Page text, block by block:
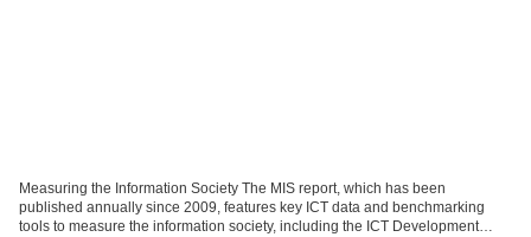
Measuring the Information Society The MIS report, which has been
published annually since 2009, features key ICT data and benchmarking
tools to measure the information society, including the ICT Development